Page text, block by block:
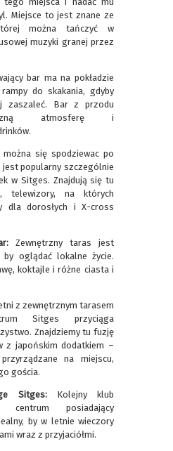
Miejsce to jest znane ze
można tańczyć w
muzyki granej przez
bar ma na pokładzie
do skakania, gdyby
zaszaleć. Bar z przodu
atmosferę i
można się spodziewac po
popularny szczególnie
w Sitges. Znajdują się tu
telewizory, na których
dla dorosłych i X-cross
Zewnętrzny taras jest
by oglądać lokalne życie.
koktajle i różne ciasta i
z zewnętrznym tarasem
Sitges przyciąga
Znajdziemy tu fuzję
z japońskim dodatkiem –
na miejscu,
gościa.
Sitges: Kolejny klub
centrum posiadający
by w letnie wieczory
wraz z przyjaciółmi.